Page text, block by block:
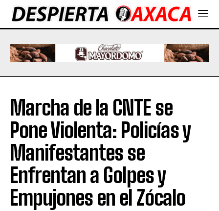
Marcha de la CNTE se
Pone Violenta: Policías y
Manifestantes se
Enfrentan a Golpes y
Empujones en el Zócalo